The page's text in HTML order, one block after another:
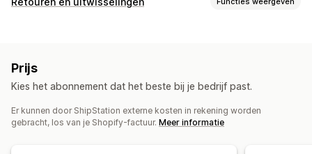
Verzendverzekering
Synchronisatie van bestellingen
Meerdere talen
Vervoerdersselectie Verzendtarieven
Handmatige terugbetalingen
Automatische goedkeuringen
Retourportal
Prijs
Kies het abonnement dat het beste bij je bedrijf past.
Er kunnen door ShipStation externe kosten in rekening worden
gebracht, los van je Shopify-factuur. Meer informatie